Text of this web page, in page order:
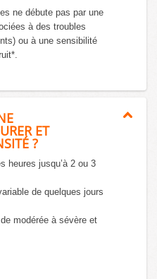
ne débute pas par une
à des troubles
ou à une sensibilité
ET
?
heures jusqu’à 2 ou 3
de quelques jours
modérée à sévère et